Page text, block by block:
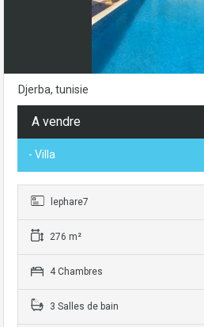
Djerba, tunisie
A vendre
- Villa
lephare7
276 m²
4 Chambres
3 Salles de bain